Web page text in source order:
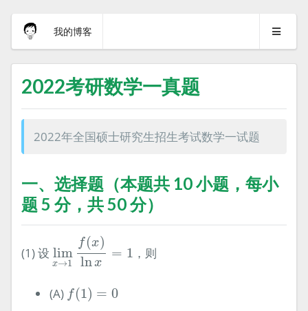
我的博客
2022考研数学一真题
2022年全国硕士研究生招生考试数学一试题
一、选择题（本题共 10 小题，每小
题 5 分，共 50 分）
(1) 设 lim
x→1
f (x)
lnx
= 1
→1f
，则
(A) f(1) = 0
f(1)= 0